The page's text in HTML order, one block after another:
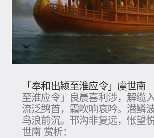
「奉和出颍至淮应令」虞世南
至淮应令」良晨喜利涉，解缆
流泛鹢首，霜吹响哀吟。潜鳞
鸟浪前沉。邗沟非复远，怅望
世南 赏析：